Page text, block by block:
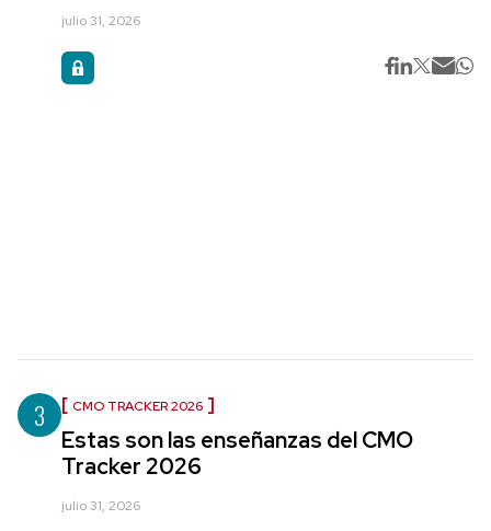
julio 31, 2026
3 CMO TRACKER 2026
Estas son las enseñanzas del CMO
Tracker 2026
julio 31, 2026